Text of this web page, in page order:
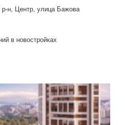
р-н, Центр, улица Бажова
в новостройках